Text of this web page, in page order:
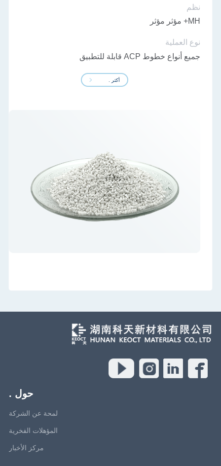
نظم
MH+ مؤثر مؤثر
نوع العملية
جميع أنواع خطوط ACP قابلة للتطبيق
أكثر .
حول .
لمحة عن الشركة
المؤهلات الفخرية
مركز الأخبار